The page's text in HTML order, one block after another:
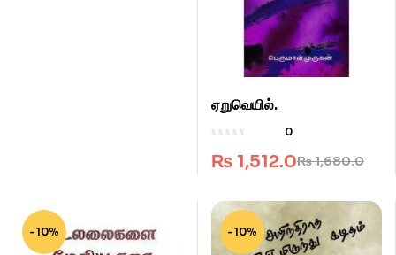
ஏறுவெயில்.
0
₨1,680.0
₨ 1,512.0
-10% -10%